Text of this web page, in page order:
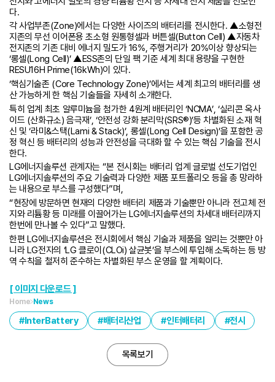
다.
각 사업부존(Zone)에서는 다양한 사이즈의 배터리를 전시한다. ▲소형전
지존의 무선 이어폰용 초소형 원통형셀과 버튼셀(Button Cell) ▲자동차
전지존의 기존 대비 에너지 밀도가 16%, 주행거리가 20%이상 향상되는
‘롱셀(Long Cell)’ ▲ESS존의 단일 팩 기준 세계 최대 용량을 구현한
RESU16H Prime(16kWh)이 있다.
‘핵심기술존 (Core Technology Zone)’에서는 세계 최고의 배터리를 생
산 가능하게 한 핵심 기술들을 자세히 소개한다.
특히 업계 최초 알루미늄을 첨가한 4원계 배터리인 ‘NCMA’, ‘실리콘 옥사
이드 (산화규소) 음극재’, ‘안전성 강화 분리막(SRS®)’등 차별화된 소재 혁
신 및 ‘라미&스택(Lami & Stack)’, 롱셀(Long Cell Design)’을 포함한 공
정 혁신 등 배터리의 성능과 안전성을 극대화 할 수 있는 핵심 기술을 전시
한다.
LG에너지솔루션 관계자는 “본 전시회는 배터리 업계 글로벌 선도기업인
LG에너지솔루션의 주요 기술력과 다양한 제품 포트폴리오 등을 총 망라하
는 내용으로 부스를 구성했다”며,
“현장에 방문하면 현재의 다양한 배터리 제품과 기술뿐만 아니라 전고체 전
지와 리튬황 등 미래를 이끌어가는 LG에너지솔루션의 차세대 배터리까지
한번에 만나볼 수 있다”고 말했다.
한편 LG에너지솔루션은 전시회에서 핵심 기술과 제품을 알리는 것뿐만 아
니라 LG전자의 ‘LG 클로이(CLOi) 살균봇’을 부스에 투입해 소독하는 등 방
역 수칙을 철저히 준수하는 차별화된 부스 운영을 할 계획이다.
[ 이미지 다운로드 ]
Home News
InterBattery 배터리산업 인터배터리 전시
목록보기